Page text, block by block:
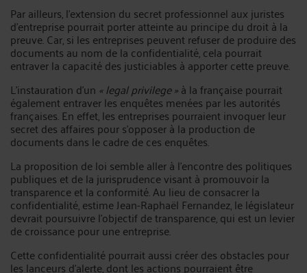
Par ailleurs, l'extension du secret professionnel aux juristes
d'entreprise pourrait porter atteinte au principe du droit à la
preuve. Car, si les entreprises peuvent refuser de produire des
documents au nom de la confidentialité, cela pourrait
entraver la capacité des justiciables à apporter cette preuve.
L'instauration d'un « legal privilege »à la française pourrait
également entraver les enquêtes menées par les autorités
françaises. En effet, les entreprises pourraient invoquer leur
secret des affaires pour s'opposer à la production de
documents dans le cadre de ces enquêtes.
La proposition de loi semble aller à l'encontre des politiques
publiques et de la jurisprudence visant à promouvoir la
transparence et la conformité. Au lieu de consacrer la
confidentialité, estime Jean-Raphaël Fernandez, le législateur
devrait poursuivre l'objectif de transparence, qui est un levier
de croissance pour une entreprise.
Cette confidentialité pourrait aussi créer des obstacles pour
les lanceurs d'alerte, dont les actions pourraient être